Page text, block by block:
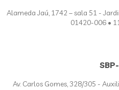
Alameda Jaú, 1742 – sala 51 -
01420-006 •
Av. Carlos Gomes, 328/305 -